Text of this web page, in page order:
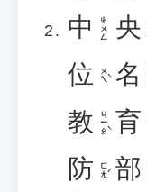
中 ㄓㄨㄥ 央
位 ㄨㄟˋ 名
教 ㄐㄧㄠˋ 育
防 ㄈㄤˊ 部